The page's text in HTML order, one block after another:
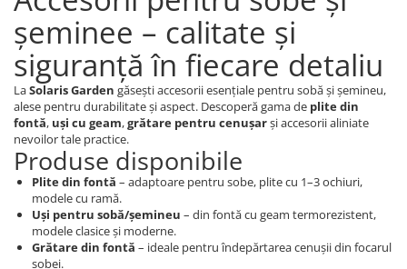
șeminee – calitate și
siguranță în fiecare detaliu
LaSolaris Garden găsești accesorii esențiale pentru sobă și șemineu,
alese pentru durabilitate și aspect. Descoperă gama de plite din
fontă, uși cu geam,grătare pentru cenușarși accesorii aliniate
nevoilor tale practice.
Produse disponibile
Plite din fontă – adaptoare pentru sobe, plite cu 1–3 ochiuri,
modele cu ramă.
Uși pentru sobă/șemineu – din fontă cu geam termorezistent,
modele clasice și moderne.
Grătare din fontă – ideale pentru îndepărtarea cenușii din focarul
sobei.